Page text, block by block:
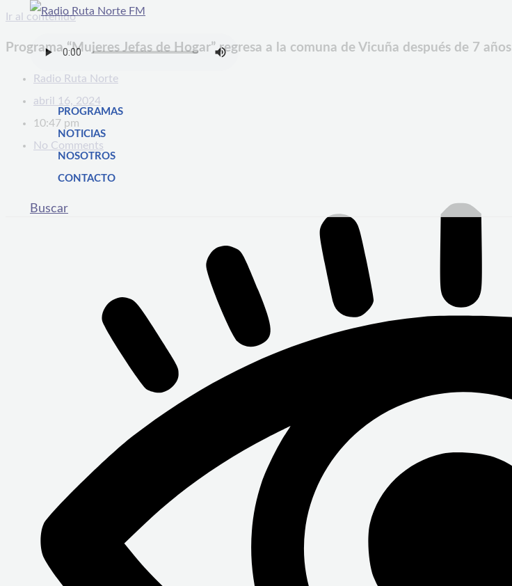
Ir al contenido
PROGRAMAS
NOTICIAS
NOSOTROS
CONTACTO
Buscar
Programa “Mujeres Jefas de Hogar” regresa a la comuna de Vicuña después de 7 años
Radio Ruta Norte
abril 16, 2024
10:47 pm
No Comments